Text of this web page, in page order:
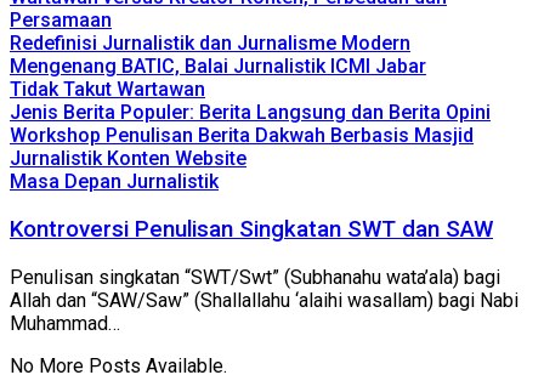
Persamaan
Redefinisi Jurnalistik dan Jurnalisme Modern
Mengenang BATIC, Balai Jurnalistik ICMI Jabar
Tidak Takut Wartawan
Jenis Berita Populer: Berita Langsung dan Berita Opini
Workshop Penulisan Berita Dakwah Berbasis Masjid
Jurnalistik Konten Website
Masa Depan Jurnalistik
Kontroversi Penulisan Singkatan SWT dan SAW
Penulisan singkatan “SWT/Swt” (Subhanahu wata’ala) bagi
Allah dan “SAW/Saw” (Shallallahu ‘alaihi wasallam) bagi Nabi
Muhammad…
No More Posts Available.